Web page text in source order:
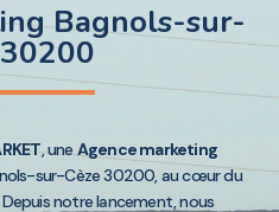
Bagnols-sur-
, une Agence marketing
sur-Cèze 30200, au cœur du
. Depuis notre lancement, nous